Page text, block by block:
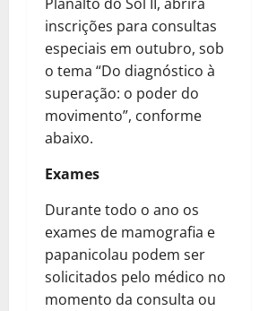
inscrições para consultas
especiais em outubro, sob
o tema “Do diagnóstico à
superação: o poder do
movimento”, conforme
abaixo.
Exames
Durante todo o ano os
exames de mamografia e
papanicolau podem ser
solicitados pelo médico no
momento da consulta ou